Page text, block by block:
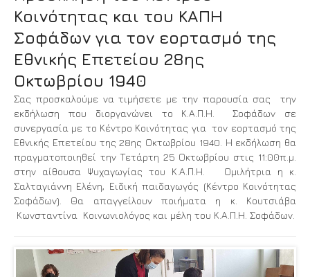
Κοινότητας και του ΚΑΠΗ
Σοφάδων για τον εορτασμό της
Εθνικής Επετείου 28ης
Οκτωβρίου 1940
Σας προσκαλούμε να τιμήσετε με την παρουσία σας την
εκδήλωση που διοργανώνει το Κ.Α.Π.Η. Σοφάδων σε
συνεργασία με το Κέντρο Κοινότητας για τον εορτασμό της
Εθνικής Επετείου της 28ης Οκτωβρίου 1940. Η εκδήλωση θα
πραγματοποιηθεί την Τετάρτη 25 Οκτωβρίου στις 11:00π.μ.
στην αίθουσα Ψυχαγωγίας του Κ.Α.Π.Η. Ομιλήτρια η κ.
Σαλταγιάννη Ελένη, Ειδική παιδαγωγός (Κέντρο Κοινότητας
Σοφάδων). Θα απαγγείλουν ποιήματα η κ. Κουτσιάβα
Κωνσταντίνα Κοινωνιολόγος και μέλη του Κ.Α.Π.Η. Σοφάδων.